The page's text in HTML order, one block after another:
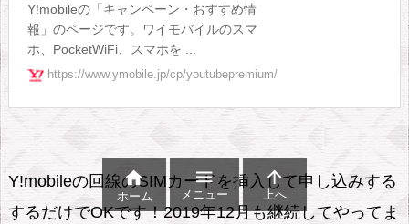
Y!mobileの「キャンペーン・おすすめ情
報」のページです。ワイモバイルのスマ
ホ、PocketWiFi、スマホを ...
https://www.ymobile.jp/cp/youtubepremium/
Y!mobileの回線のSIMカードを挿入して申し込みする
するだけでOKです！2019年12月も継続してやってま

ホーム

メニュー

上へ